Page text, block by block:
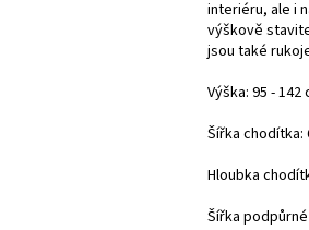
interiéru, ale i
výškově
jsou také
Výška: 95 - 142
Šířka chodítka:
Hloubka
Šířka